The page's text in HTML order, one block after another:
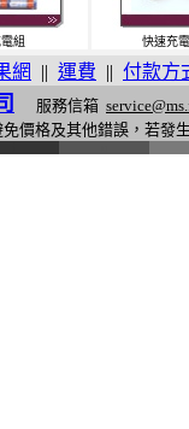
組 快速充
網 || 運費 || 付款方
服務信箱
價格及其他錯誤，若發